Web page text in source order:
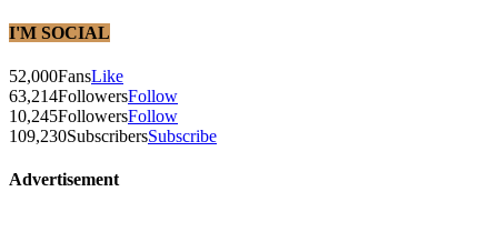
I'M SOCIAL
52,000FansLike
63,214FollowersFollow
10,245FollowersFollow
109,230SubscribersSubscribe
Advertisement